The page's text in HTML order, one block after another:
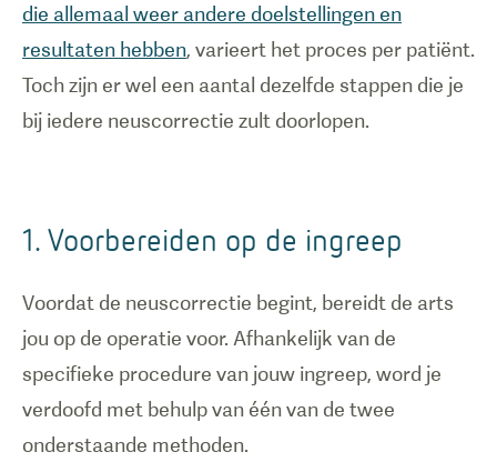
die allemaal weer andere doelstellingen en
resultaten hebben, varieert het proces per patiënt.
Toch zijn er wel een aantal dezelfde stappen die je
bij iedere neuscorrectie zult doorlopen.
1. Voorbereiden op de ingreep
Voordat de neuscorrectie begint, bereidt de arts
jou op de operatie voor. Afhankelijk van de
specifieke procedure van jouw ingreep, word je
verdoofd met behulp van één van de twee
onderstaande methoden.